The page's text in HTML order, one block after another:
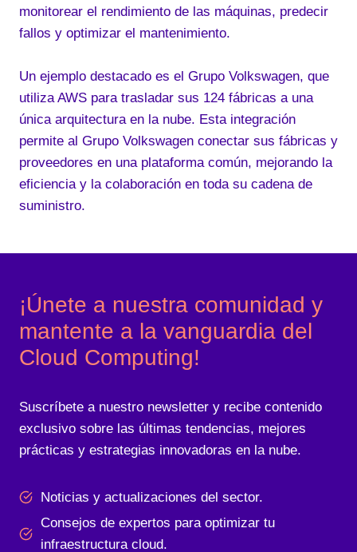
monitorear el rendimiento de las máquinas, predecir
fallos y optimizar el mantenimiento.
Un ejemplo destacado es el Grupo Volkswagen, que
utiliza AWS para trasladar sus 124 fábricas a una
única arquitectura en la nube. Esta integración
permite al Grupo Volkswagen conectar sus fábricas y
proveedores en una plataforma común, mejorando la
eficiencia y la colaboración en toda su cadena de
suministro.
¡Únete a nuestra comunidad y
mantente a la vanguardia del
Cloud Computing!
Suscríbete a nuestro newsletter y recibe contenido
exclusivo sobre las últimas tendencias, mejores
prácticas y estrategias innovadoras en la nube.
Noticias y actualizaciones del sector.
Consejos de expertos para optimizar tu
infraestructura cloud.